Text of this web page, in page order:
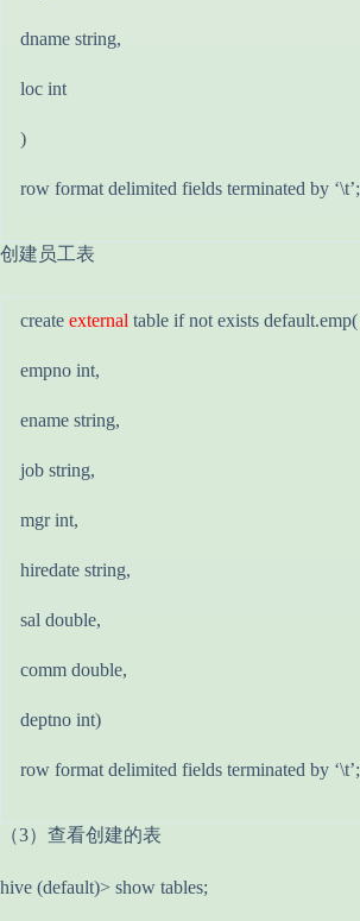
dname string,
loc int
)
row format delimited fields terminated by ‘\t’;
创建员工表
create external table if not exists default.emp(
empno int,
ename string,
job string,
mgr int,
hiredate string,
sal double,
comm double,
deptno int)
row format delimited fields terminated by ‘\t’;
（3）查看创建的表
hive (default)> show tables;